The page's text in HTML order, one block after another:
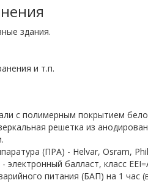
здания.
и т.п.
с полимерным покрытием
решетка из
(ПРА) - Helvar, Osram,
электронный балласт, класс
питания (БАП) на 1 час